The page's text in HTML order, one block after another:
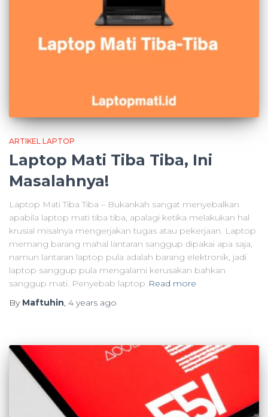
ARTIKEL LAPTOP
Laptop Mati Tiba Tiba, Ini
Masalahnya!
Laptop Mati Tiba Tiba – Bukankah sangat menyebalkan
apabila laptop mati tiba tiba, apalagi ketika melakukan hal
krusial misalnya mengerjakan tugas atau pekerjaan. Laptop
memang barang mahal lantaran sanggup dipakai apa saja,
namun lantaran laptop pula adalah barang elektronik, jadi
laptop sanggup pula mengalami kerusakan bahkan
sanggup mati. Penyebab laptop Read more
By Maftuhin, 4 years ago